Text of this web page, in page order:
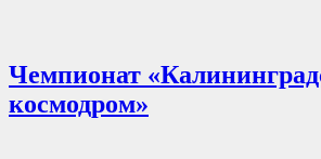
Чемпионат
космодром»